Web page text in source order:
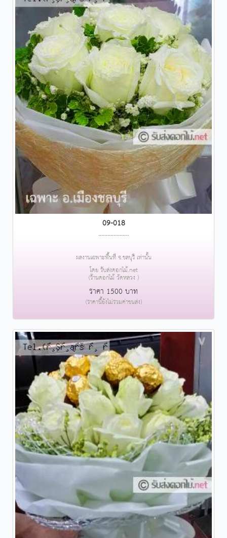
09-018
....................
ผลงานเฉพาะพื้นที่ จ.ชลบุรี เท่านั้น
โดย รับส่งดอกไม้.net
(ร้านดอกไม้ วัดหลวง )
ราคา 1500 บาท
(ราคานี้ยังไม่รวมค่าขนส่ง)